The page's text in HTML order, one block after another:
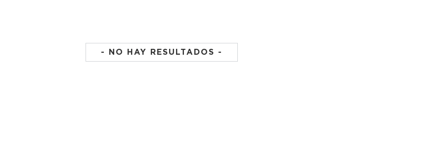
- NO HAY RESULTADOS -